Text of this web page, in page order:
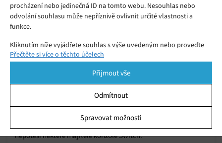
procházení nebo jedinečná ID na tomto webu. Nesouhlas nebo
odvolání souhlasu může nepříznivě ovlivnit určité vlastnosti a
funkce.
Kliknutím níže vyjádřete souhlas s výše uvedeným nebo proveďte
podrobnější rozhodnutí. Vaše volby budou použity pouze na tomto
pomocí přepínačů v Zásadách cookies nebo kliknutím na tlačítko
Spravovat souhlas ve spodní části obrazovky.
Ukládání a/nebo přístup k informacím v zařízení, Porozumění
publiku prostřednictvím statistik nebo kombinací údajů z
Přečtěte si více o těchto účelech
Přijmout vše
Odmítnout
Spravovat možnosti
Společnost Nintendo popřela zprávy o
výměně konzolí Switch
Společnost Nintendo zveřejnila oficiální prohlášení, které
nepotěší některé majitele konzole Switch.